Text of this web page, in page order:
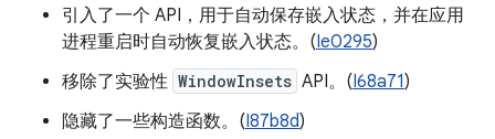
引入了一个 API，用于自动保存嵌入状态，并在应用
进程重启时自动恢复嵌入状态。(Ie0295)
移除了实验性 WindowInsets API。(I68a71)
隐藏了一些构造函数。(I87b8d)